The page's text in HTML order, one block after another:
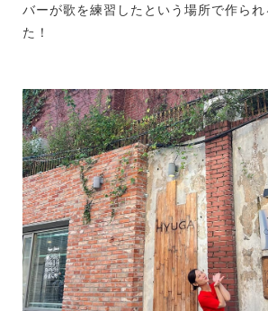
バーが歌を練習したという場所で作ら
た！